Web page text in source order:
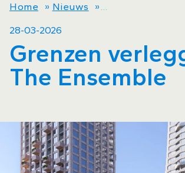
Home » Nieuws » Grenzen
28-03-2026
Grenzen
The Ensemble